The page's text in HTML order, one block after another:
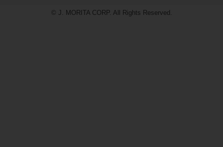
© J. MORITA CORP. All Rights Reserved.